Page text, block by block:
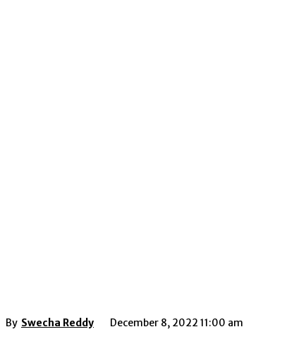
By Swecha Reddy December 8, 2022 11:00 am